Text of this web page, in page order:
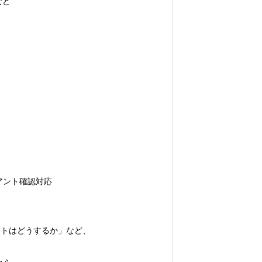
ント確認対応
はどうするか」など、